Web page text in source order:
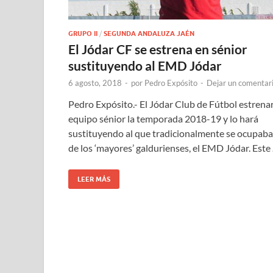
GRUPO II / SEGUNDA ANDALUZA JAÉN
El Jódar CF se estrena en sénior
sustituyendo al EMD Jódar
6 agosto, 2018 - por Pedro Expósito - Dejar un
Pedro Expósito.- El Jódar Club de Fútbol
equipo sénior la temporada 2018-19 y lo hará
sustituyendo al que tradicionalmente se ocupaba
de los ‘mayores’ galdurienses, el EMD Jódar.
LEER MÁS